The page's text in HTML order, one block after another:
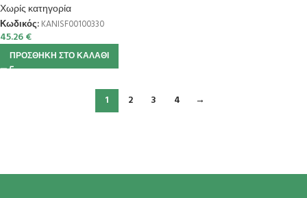
Χωρίς κατηγορία
Κωδικός: KANISF00100330
45.26€
ΠΡΟΣΘΉΚΗ ΣΤΟ ΚΑΛΆΘΙ
1 2 3 4 →